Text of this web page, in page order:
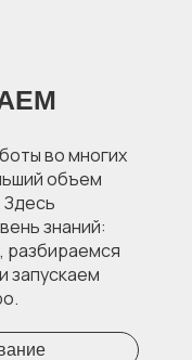
во многих
объем
Здесь
знаний:
разбираемся
запускаем